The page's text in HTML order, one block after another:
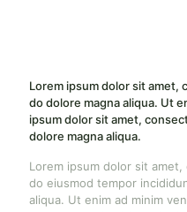
Lorem ipsum dolor sit amet,
do dolore magna aliqua. Ut
ipsum dolor sit amet,
dolore magna aliqua.
Lorem ipsum dolor sit
do eiusmod tempor
aliqua. Ut enim ad minim